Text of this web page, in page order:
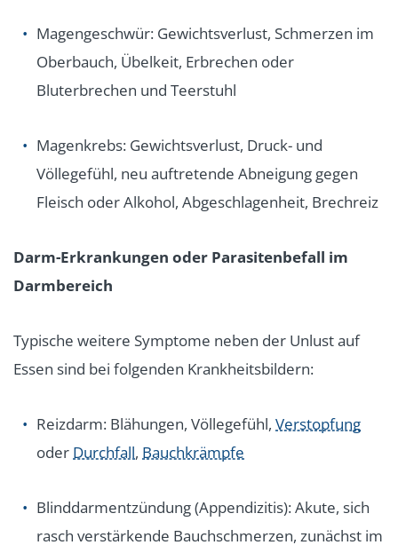
Magengeschwür: Gewichtsverlust, Schmerzen im
Oberbauch, Übelkeit, Erbrechen oder
Bluterbrechen und Teerstuhl
Magenkrebs: Gewichtsverlust, Druck- und
Völlegefühl, neu auftretende Abneigung gegen
Fleisch oder Alkohol, Abgeschlagenheit, Brechreiz
Darm-Erkrankungen oder Parasitenbefall im
Darmbereich
Typische weitere Symptome neben der Unlust auf
Essen sind bei folgenden Krankheitsbildern:
Reizdarm: Blähungen, Völlegefühl, Verstopfung
oder Durchfall, Bauchkrämpfe
Blinddarmentzündung (Appendizitis): Akute, sich
rasch verstärkende Bauchschmerzen, zunächst im